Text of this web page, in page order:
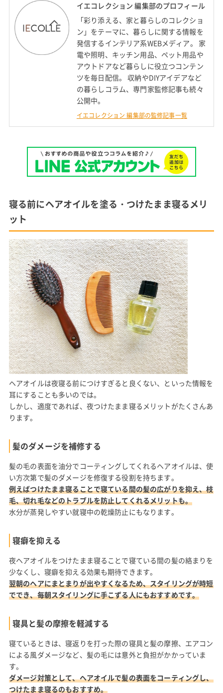
イエコレクション 編集部のプロフィール
「彩り添える、家と暮らしのコレクショ
ン」をテーマに、暮らしに関する情報を
発信するインテリア系WEBメディア。 家
電や照明、キッチン用品、ペット用品や
アウトドアなど暮らしに役立つコンテン
ツを毎日配信。 収納やDIYアイデアなど
の暮らしコラム、専門家監修記事も続々
公開中。
イエコレクション 編集部の監修記事一覧
寝る前にヘアオイルを塗る・つけたまま寝るメリ
ット
ヘアオイルは夜寝る前につけすぎると良くない、といった情報を
耳にすることも多いのでは。
しかし、適度であれば、夜つけたまま寝るメリットがたくさんあ
ります。
髪のダメージを補修する
髪の毛の表面を油分でコーティングしてくれるヘアオイルは、使
い方次第で髪のダメージを修復する役割を持ちます。
例えばつけたまま寝ることで寝ている間の髪の広がりを抑え、枝
毛、切れ毛などのトラブルを防止してくれるメリットも。
水分が蒸発しやすい就寝中の乾燥防止にもなります。
寝癖を抑える
夜ヘアオイルをつけたまま寝ることで寝ている間の髪の絡まりを
少なくし、寝癖を抑える効果も期待できます。
翌朝のヘアにまとまりが出やすくなるため、スタイリングが時短
ででき、毎朝スタイリングに手こずる人にもおすすめです。
寝具と髪の摩擦を軽減する
寝ているときは、寝返りを打った際の寝具と髪の摩擦、エアコン
による風ダメージなど、髪の毛には意外と負担がかかっていま
す。
ダメージ対策として、ヘアオイルで髪の表面をコーティングし、
つけたまま寝るのもおすすめ。